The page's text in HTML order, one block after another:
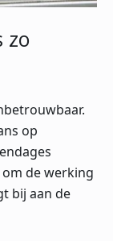
zo
op
de werking
bij aan de